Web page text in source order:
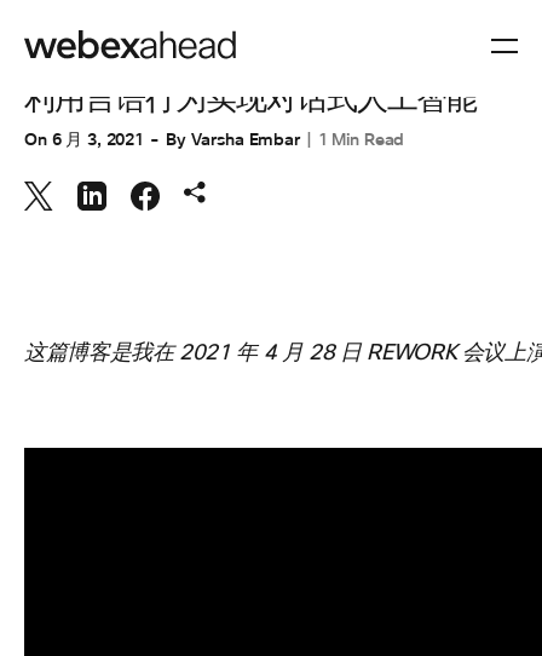
工程
利用言语行为实现对话式人工智能
On 6 月 3, 2021 By Varsha Embar 1 Min Read
这篇博客是我在 2021 年 4 月 28 日 REWORK 会议上